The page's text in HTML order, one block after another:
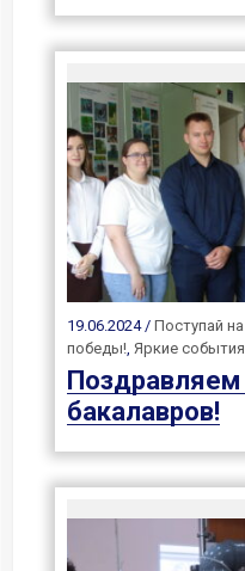
19.06.2024 / Поступай
победы!, Яркие события
Поздравляем
бакалавров!